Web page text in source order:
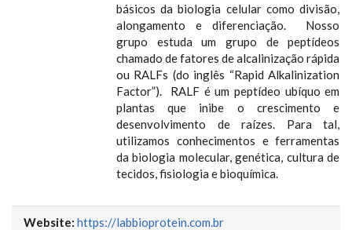
básicos da biologia celular como divisão,
alongamento e diferenciação. Nosso
grupo estuda um grupo de peptídeos
chamado de fatores de alcalinização rápida
ou RALFs (do inglês “Rapid Alkalinization
Factor”). RALF é um peptídeo ubíquo em
plantas que inibe o crescimento e
desenvolvimento de raízes. Para tal,
utilizamos conhecimentos e ferramentas
da biologia molecular, genética, cultura de
tecidos, fisiologia e bioquímica.
Website: https://labbioprotein.com.br